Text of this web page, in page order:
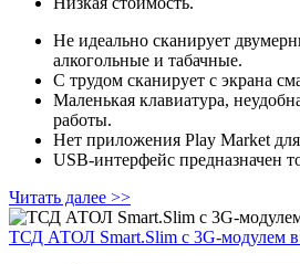
Не идеально сканирует
алкогольные и табачные.
С трудом сканирует с экрана
Маленькая клавиатура,
работы.
Нет приложения Play Market
USB-интерфейс предназначен
Читать далее >>
ТСД АТОЛ Smart.Slim с 3G-модулем